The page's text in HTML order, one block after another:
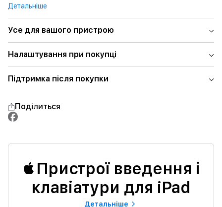
Детальніше
Усе для вашого пристрою
Налаштування при покупці
Підтримка після покупки
Поділиться
Пристрої введення і
клавіатури для iPad
Детальнiше